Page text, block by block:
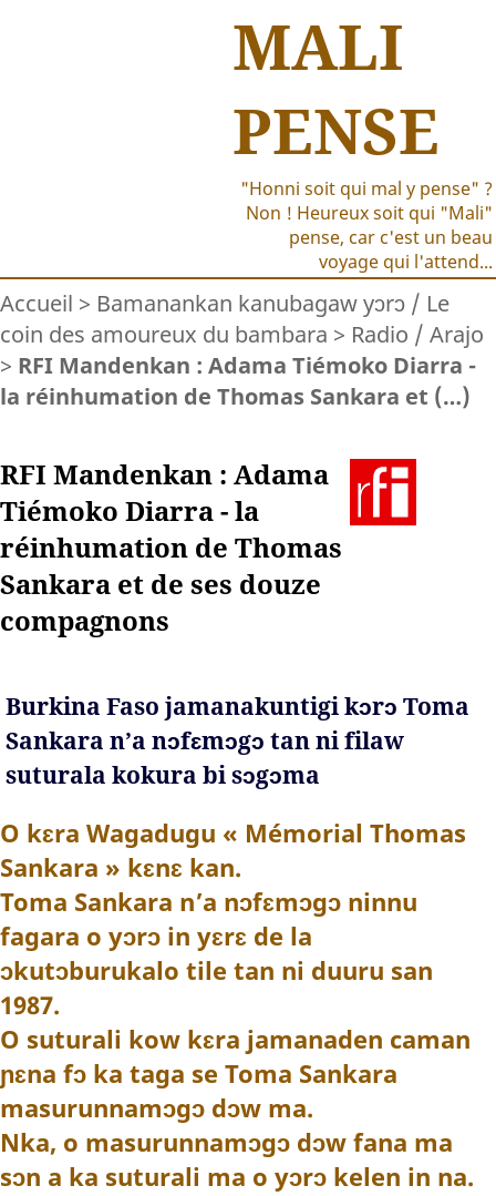
MALI
PENSE
"Honni soit qui mal y pense" ?
Non ! Heureux soit qui "Mali"
pense, car c'est un beau
voyage qui l'attend...
Accueil > Bamanankan kanubagaw yɔrɔ / Le
coin des amoureux du bambara > Radio / Arajo
> RFI Mandenkan : Adama Tiémoko Diarra -
la réinhumation de Thomas Sankara et (…)
RFI Mandenkan : Adama
Tiémoko Diarra - la
réinhumation de Thomas
Sankara et de ses douze
compagnons
Burkina Faso jamanakuntigi kɔrɔ Toma
Sankara n’a nɔfɛmɔgɔ tan ni filaw
suturala kokura bi sɔgɔma
O kɛra Wagadugu « Mémorial Thomas
Sankara » kɛnɛ kan.
Toma Sankara n’a nɔfɛmɔgɔ ninnu
fagara o yɔrɔ in yɛrɛ de la
ɔkutɔburukalo tile tan ni duuru san
1987.
O suturali kow kɛra jamanaden caman
ɲɛna fɔ ka taga se Toma Sankara
masurunnamɔgɔ dɔw ma.
Nka, o masurunnamɔgɔ dɔw fana ma
sɔn a ka suturali ma o yɔrɔ kelen in na.